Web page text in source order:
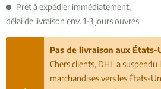
Prêt à expédier immédiatement,
délai de livraison env. 1-3 jours ouvrés
Pas de livraison aux
Chers clients, DHL a
marchandises vers les États-